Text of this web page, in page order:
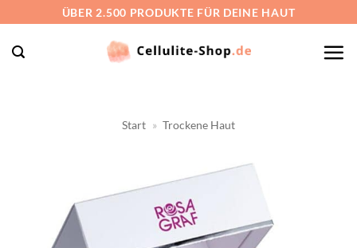
springen
ÜBER 2.500 PRODUKTE FÜR DEINE HAUT
Start » Trockene Haut